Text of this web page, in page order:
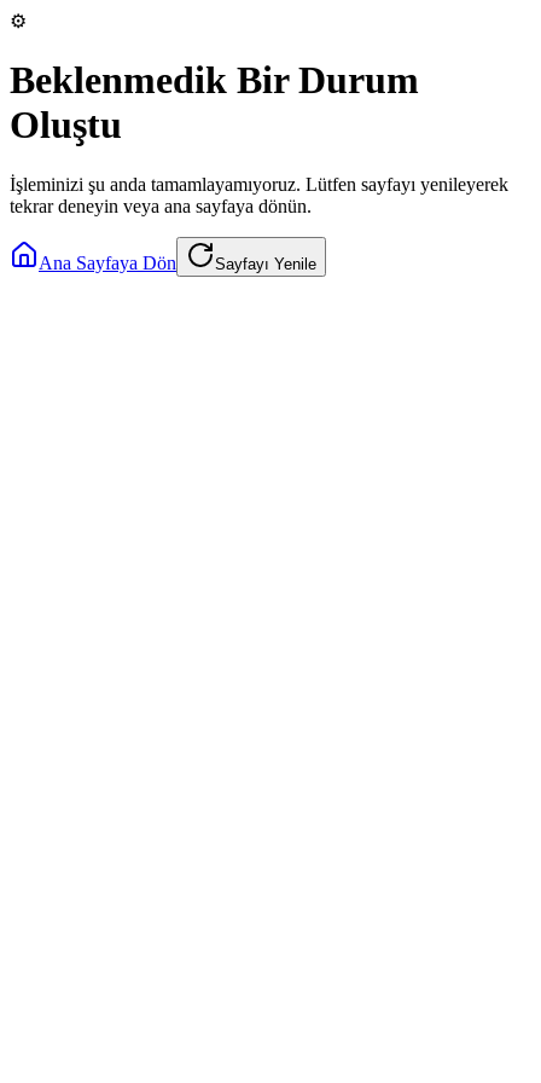
⚙️
Beklenmedik Bir Durum
Oluştu
İşleminizi şu anda tamamlayamıyoruz. Lütfen sayfayı yenileyerek
tekrar deneyin veya ana sayfaya dönün.
Ana Sayfaya Dön Sayfayı Yenile